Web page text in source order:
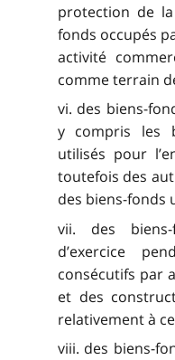
protection de
fonds occupés
activité
comme terrain
vi. des biens-
y compris les
utilisés pour
toutefois des
des biens-fonds
vii. des
d’exercice
consécutifs par
et des
relativement à
viii. des biens-